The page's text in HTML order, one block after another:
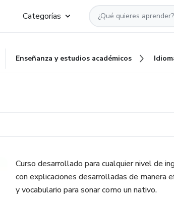
Categorías
Enseñanza y estudios académicos
Curso desarrollado para cualquier nivel de
con explicaciones desarrolladas de manera
y vocabulario para sonar como un nativo.